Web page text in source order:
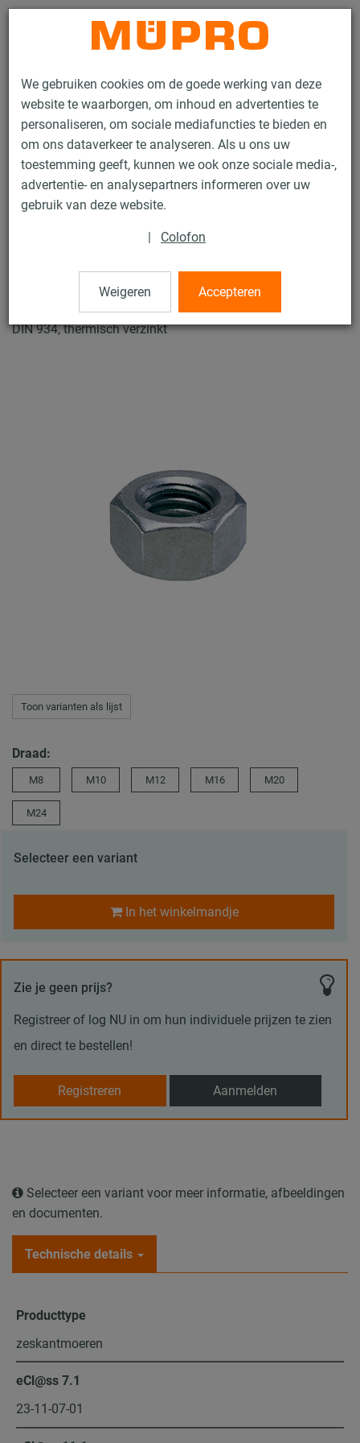
We gebruiken cookies om de goede werking van deze
website te waarborgen, om inhoud en advertenties te
personaliseren, om sociale mediafuncties te bieden en
om ons dataverkeer te analyseren. Als u ons uw
toestemming geeft, kunnen we ook onze sociale media-,
advertentie- en analysepartners informeren over uw
gebruik van deze website.
| Colofon
Weigeren Accepteren
Contact
Producten Bevestigingstechniek
Thermisch verzinkte producten
Thermisch verzinkte montagetoebehoren
Zeskantmoeren
Zeskantmoeren
DIN 934, thermisch verzinkt
Toon varianten als lijst
Draad:
M8 M10 M12 M16 M20
M24
Selecteer een variant
In het winkelmandje
Zie je geen prijs?
Registreer of log NU in om hun individuele prijzen te zien
en direct te bestellen!
Registreren Aanmelden
Selecteer een variant voor meer informatie, afbeeldingen
en documenten.
Technische details
Producttype
zeskantmoeren
eCl@ss 7.1
23-11-07-01